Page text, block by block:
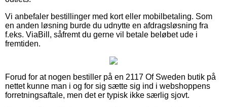
Vi anbefaler bestillinger med kort eller mobilbetaling. Som
en anden løsning burde du udnytte en afdragsløsning fra
f.eks. ViaBill, såfremt du gerne vil betale beløbet ude i
fremtiden.
Forud for at nogen bestiller på en 2117 Of Sweden butik på
nettet kunne man i og for sig sætte sig ind i webshoppens
forretningsaftale, men det er typisk ikke særlig sjovt.